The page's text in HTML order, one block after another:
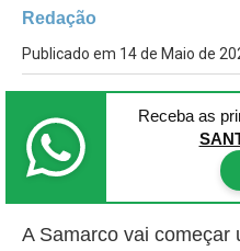
Redação
Publicado em 14 de Maio de
Receba as
A Samarco vai começar